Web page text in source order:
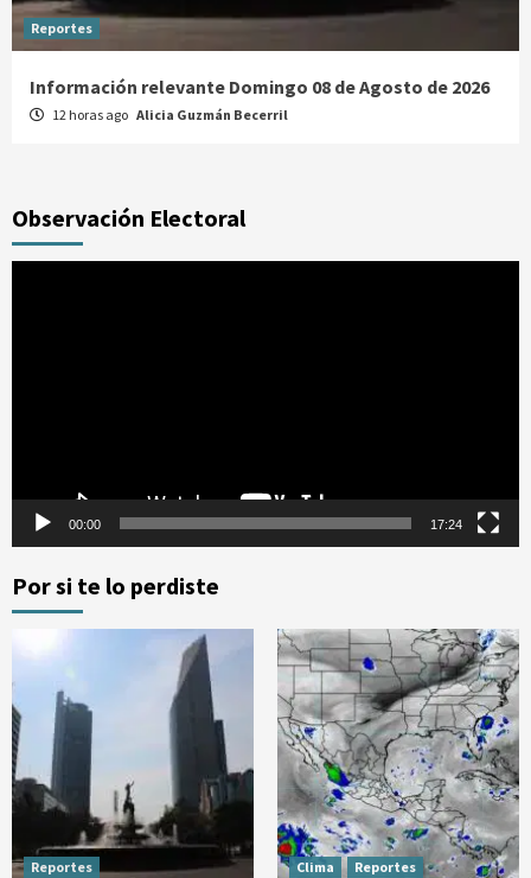
Reportes
Información relevante Domingo 08 de Agosto de 2026
12 horas ago Alicia Guzmán Becerril
Observación Electoral
00:00 17:24
Por si te lo perdiste
Reportes Clima Reportes